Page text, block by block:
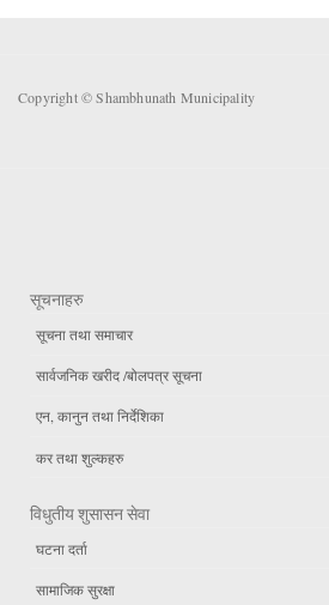
Copyright © Shambhunath Municipality
सूचनाहरु
सूचना तथा समाचार
सार्वजनिक खरीद /बोलपत्र सूचना
एन, कानुन तथा निर्देशिका
कर तथा शुल्कहरु
विधुतीय शुसासन सेवा
घटना दर्ता
सामाजिक सुरक्षा